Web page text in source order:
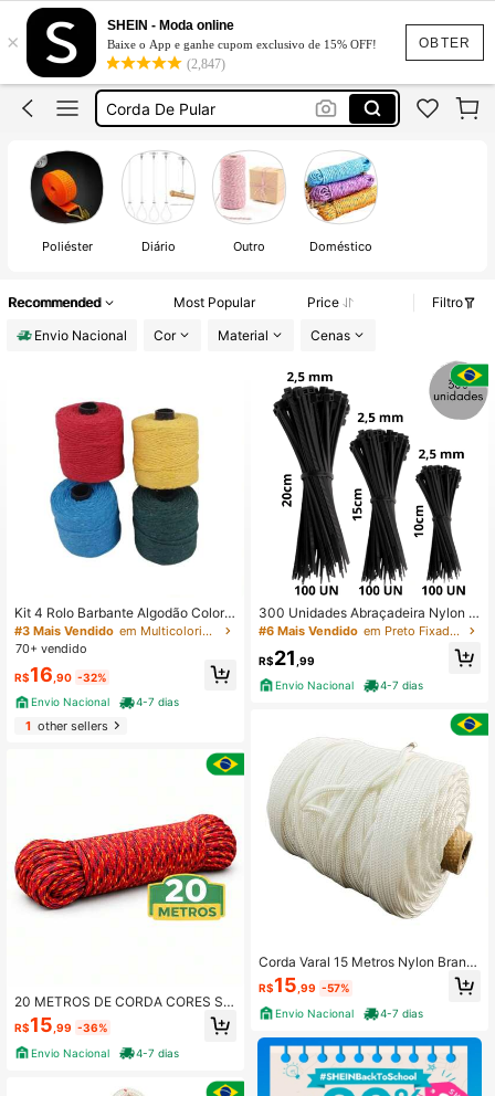
OBTER
×
SHEIN - Moda online
Baixe o App e ganhe cupom exclusivo de 15% OFF!
(2,847)
Linha De Crochê
Corda
Corda De Pular
Varal De Roupa
Linha De Crochê
Corda
Poliéster Diário Outro Doméstico
Recommended Most Popular Price
Filtro
Envio Nacional
Cor Material Cenas
Kit 4 Rolo Barbante Algodão Colorid
o Artesanato Cru 82m Cada
#3 Mais Vendido
em Multicolorido Fixadores e ganchos
70+ vendido
R$16 ,90 -32%
Envio Nacional
4-7 dias
1other sellers
20 METROS DE CORDA CORES SO
RTIDAS
R$15 ,99 -36%
Envio Nacional
4-7 dias
300 Unidades Abraçadeira Nylon 3
tamanhos 10, 15 e 20 cm X 2,5 mm
#6 Mais Vendido em Preto Fixadores e ganchos
R$21 ,99
Envio Nacional
4-7 dias
Corda Varal 15 Metros Nylon Branc
a 3,5mm Resistente ao Sol
R$15,99 -57%
Envio Nacional
4-7 dias